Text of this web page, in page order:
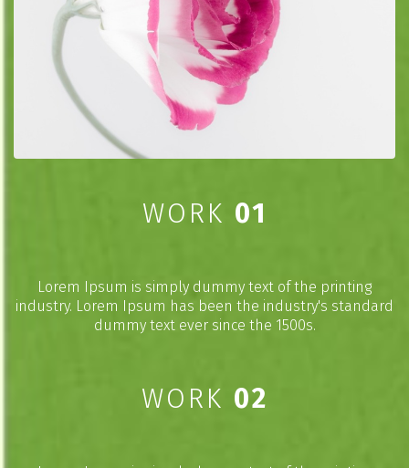
WORK 01
Lorem Ipsum is simply dummy text of the printing
industry. Lorem Ipsum has been the industry's standard
dummy text ever since the 1500s.
WORK 02